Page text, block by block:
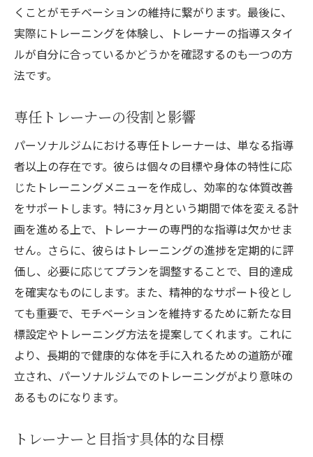
くことがモチベーションの維持に繋がります。最後に、
実際にトレーニングを体験し、トレーナーの指導スタイ
ルが自分に合っているかどうかを確認するのも一つの方
法です。
専任トレーナーの役割と影響
パーソナルジムにおける専任トレーナーは、単なる指導
者以上の存在です。彼らは個々の目標や身体の特性に応
じたトレーニングメニューを作成し、効率的な体質改善
をサポートします。特に3ヶ月という期間で体を変える計
画を進める上で、トレーナーの専門的な指導は欠かせま
せん。さらに、彼らはトレーニングの進捗を定期的に評
価し、必要に応じてプランを調整することで、目的達成
を確実なものにします。また、精神的なサポート役とし
ても重要で、モチベーションを維持するために新たな目
標設定やトレーニング方法を提案してくれます。これに
より、長期的で健康的な体を手に入れるための道筋が確
立され、パーソナルジムでのトレーニングがより意味の
あるものになります。
トレーナーと目指す具体的な目標